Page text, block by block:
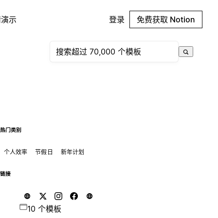
示 登录 免费获取 Notion
热门类别
个人效率 节假日 新年计划
链接
10 个模板